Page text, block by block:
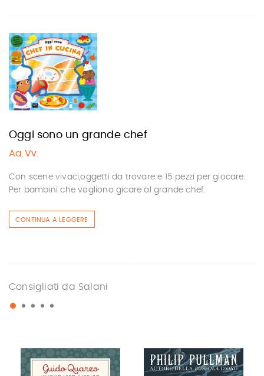
Oggi sono un grande chef
Aa.Vv.
Con scene vivaci,oggetti da trovare e 15 pezzi per giocare.
Per bambini che vogliono gicare al grande chef.
CONTINUA A LEGGERE
Consigliati da Salani